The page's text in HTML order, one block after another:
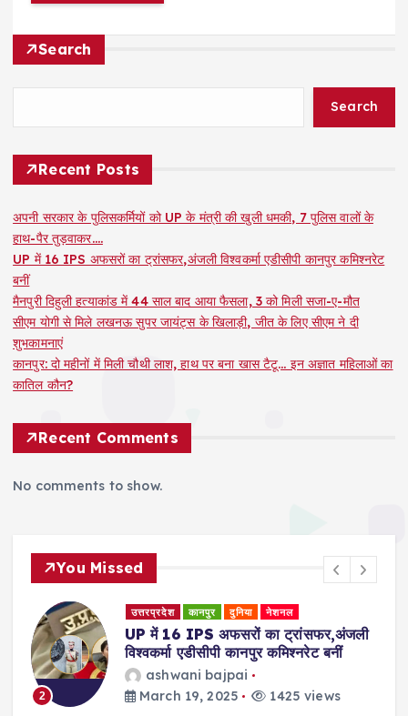
Search
Search
Recent Posts
अपनी सरकार के पुलिसकर्मियों को UP के मंत्री की खुली धमकी, 7 पुलिस वालों के
हाथ-पैर तुड़वाकर….
UP में 16 IPS अफसरों का ट्रांसफर,अंजली विश्वकर्मा एडीसीपी कानपुर कमिश्नरेट
बनीं
मैनपुरी दिहुली हत्याकांड में 44 साल बाद आया फैसला, 3 को मिली सजा-ए-मौत
सीएम योगी से मिले लखनऊ सुपर जायंट्स के खिलाड़ी, जीत के लिए सीएम ने दी
शुभकामनाएं
कानपुर: दो महीनों में मिली चौथी लाश, हाथ पर बना खास टैटू… इन अज्ञात महिलाओं का
कातिल कौन?
Recent Comments
No comments to show.
You Missed
2
उत्तरप्रदेश कानपुर दुनिया नेशनल
UP में 16 IPS अफसरों का ट्रांसफर,अंजली
विश्वकर्मा एडीसीपी कानपुर कमिश्नरेट बनीं
ashwani bajpai
March 19, 2025
1425 views